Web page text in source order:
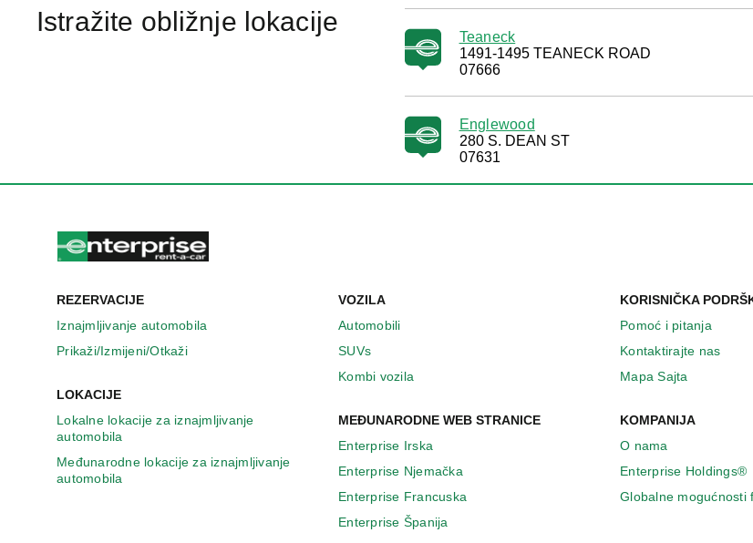
o
t
p
r
o
o
r
Istražite obližnje lokacije
Teaneck
1491-1495 TEANECK ROAD
07666
Englewood
280 S. DEAN ST
07631
REZERVACIJE
Iznajmljivanje automobila
Prikaži/Izmijeni/Otkaži
LOKACIJE
Lokalne lokacije za iznajmljivanje
automobila
Međunarodne lokacije za iznajmljivanje
automobila
VOZILA
Automobili
SUVs
Kombi vozila
MEĐUNARODNE WEB STRANICE
Enterprise Irska
Enterprise Njemačka
Enterprise Francuska
Enterprise Španija
KORISNIČKA
Pomoć i pitanja
Kontaktirajte nas
Mapa Sajta
KOMPANIJA
O nama
Enterprise Holdings®
Globalne mogućnosti